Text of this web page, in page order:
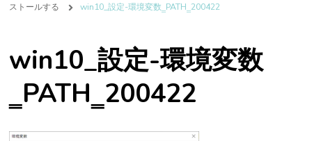
ストールする
win10_設定-環境変数‗PATH‗200422
win10_設定-環境変数
‗PATH‗200422